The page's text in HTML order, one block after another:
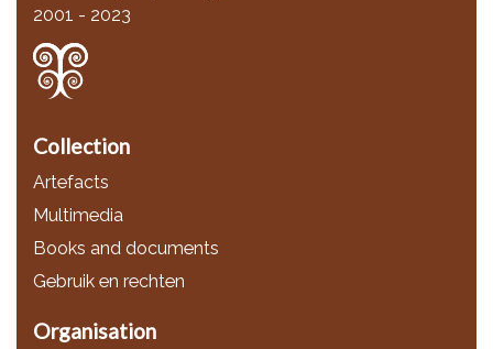
2001 - 2023
Collection
Artefacts
Multimedia
Books and documents
Gebruik en rechten
Organisation